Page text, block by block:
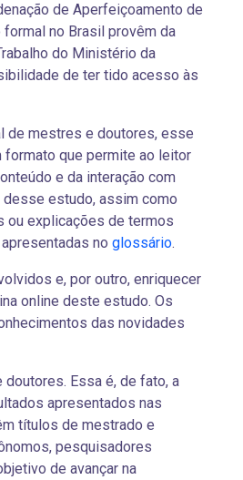
de Aperfeiçoamento de
no Brasil provêm da
do Ministério da
de ter tido acesso às
de mestres e doutores, esse
que permite ao leitor
e da interação com
estudo, assim como
ou explicações de termos
no glossário.
e, por outro, enriquecer
online deste estudo. Os
das novidades
Essa é, de fato, a
apresentados nas
títulos de mestrado e
pesquisadores
de avançar na